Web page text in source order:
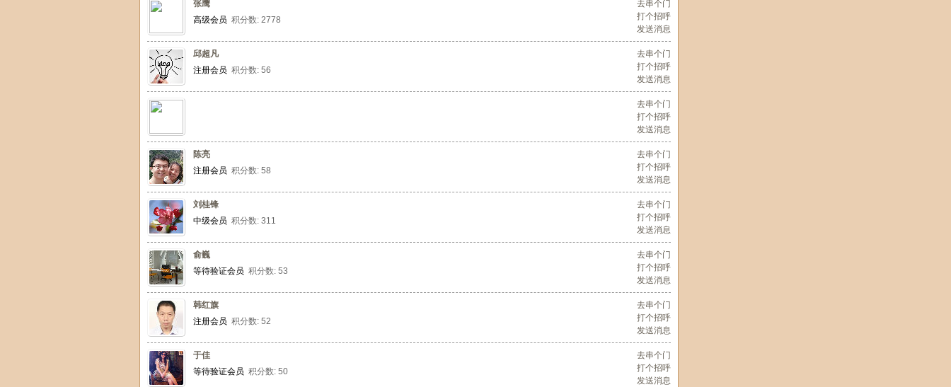
去串个门
打个招呼
发送消息
张鹰
高级会员 积分数: 2778
去串个门
打个招呼
发送消息
邱超凡
注册会员 积分数: 56
去串个门
打个招呼
发送消息
去串个门
打个招呼
发送消息
陈亮
注册会员 积分数: 58
去串个门
打个招呼
发送消息
刘桂锋
中级会员 积分数: 311
去串个门
打个招呼
发送消息
俞巍
等待验证会员 积分数: 53
去串个门
打个招呼
发送消息
韩红旗
注册会员 积分数: 52
去串个门
打个招呼
发送消息
于佳
等待验证会员 积分数: 50